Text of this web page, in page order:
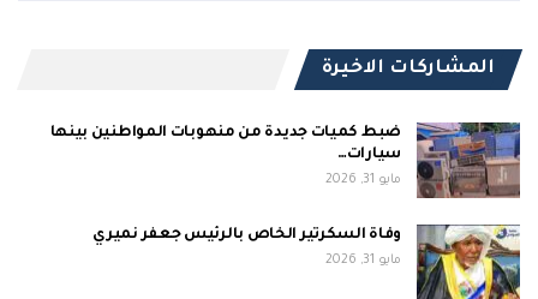
المشاركات الاخيرة
ضبط كميات جديدة من منهوبات المواطنين بينها
سيارات…
مايو 31, 2026
وفاة السكرتير الخاص بالرئيس جعفر نميري
مايو 31, 2026